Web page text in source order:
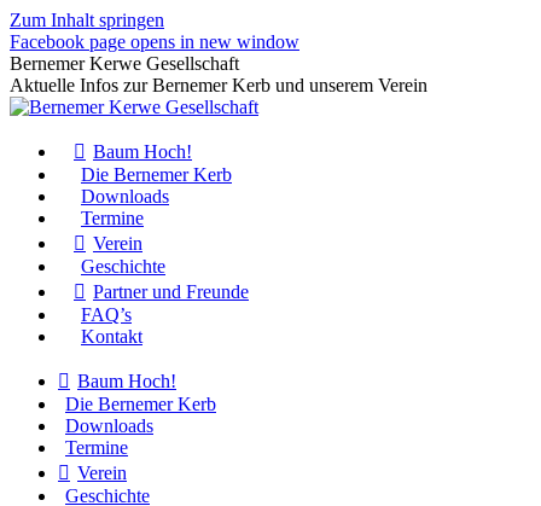
Zum Inhalt springen
Facebook page opens in new window
Bernemer Kerwe Gesellschaft
Aktuelle Infos zur Bernemer Kerb und unserem Verein
Baum Hoch!
Die Bernemer Kerb
Downloads
Termine
Verein
Geschichte
Partner und Freunde
FAQ’s
Kontakt
Baum Hoch!
Die Bernemer Kerb
Downloads
Termine
Verein
Geschichte